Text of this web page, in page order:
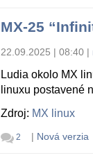
MX-25
22.09.2025 | 08:40 |
Ludia okolo MX
linuxu postavené
Zdroj: MX linux
2 | Nová verzia